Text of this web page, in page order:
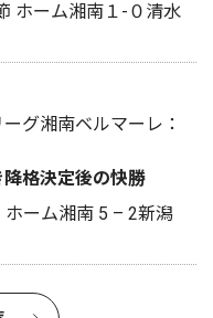
ホーム湘南１-０清水
グ湘南ベルマーレ：
格決定後の快勝
ーム湘南 5 – 2新潟